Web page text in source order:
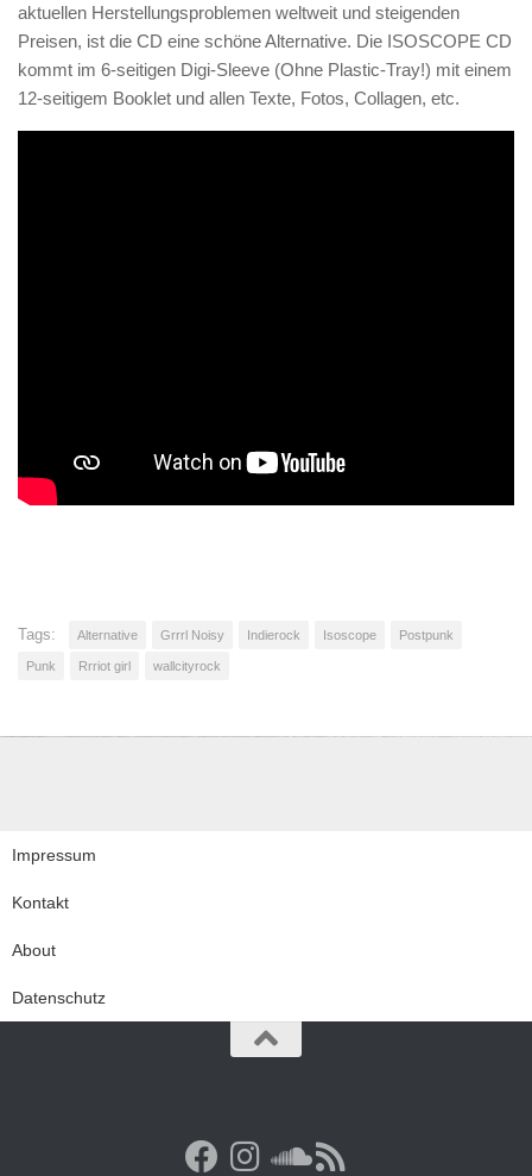
aktuellen Herstellungsproblemen weltweit und steigenden
Preisen, ist die CD eine schöne Alternative. Die ISOSCOPE CD
kommt im 6-seitigen Digi-Sleeve (Ohne Plastic-Tray!) mit einem
12-seitigem Booklet und allen Texte, Fotos, Collagen, etc.
Tags: Alternative Grrrl Noisy Indierock Isoscope Postpunk
Punk Rrriot girl wallcityrock
Impressum
Kontakt
About
Datenschutz